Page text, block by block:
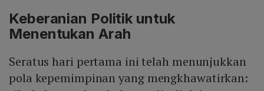
Keberanian Politik untuk
Menentukan Arah
Seratus hari pertama ini telah menunjukkan
pola kepemimpinan yang mengkhawatirkan: